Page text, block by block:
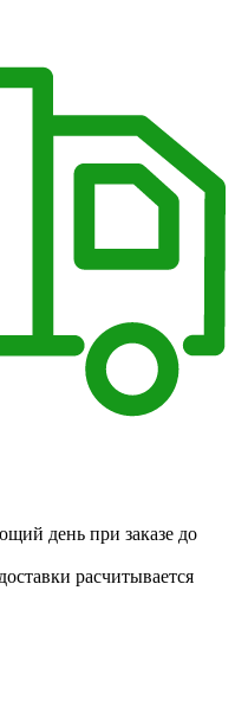
день при заказе до
расчитывается